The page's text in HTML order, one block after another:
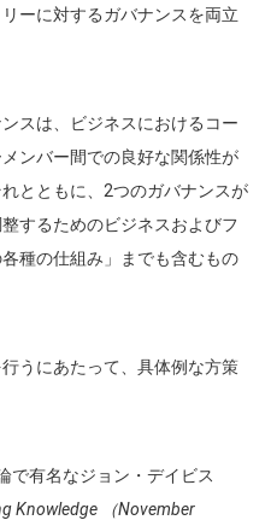
ーに対するガバナンスを両立
スは、ビジネスにおけるコー
ンバー間での良好な関係性が
とともに、2つのガバナンスが
するためのビジネスおよびフ
種の仕組み」までも含むもの
うにあたって、具体例な方策
で有名なジョン・デイビス
Knowledge （November